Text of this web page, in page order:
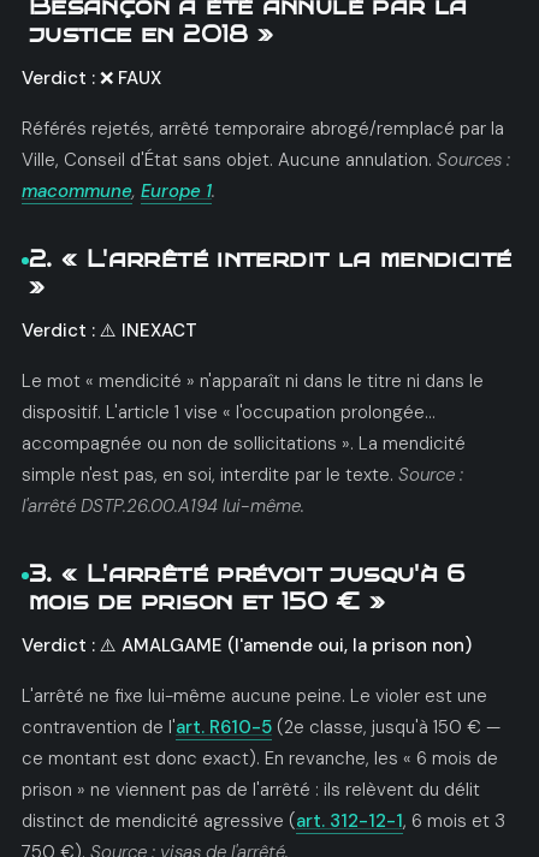
Besançon a été annulé par la
justice en 2018 »
Verdict : ❌ FAUX
Référés rejetés, arrêté temporaire abrogé/remplacé par la
Ville, Conseil d'État sans objet. Aucune annulation. Sources :
macommune, Europe 1.
2. « L'arrêté interdit la mendicité
»
Verdict : ⚠️ INEXACT
Le mot « mendicité » n'apparaît ni dans le titre ni dans le
dispositif. L'article 1 vise « l'occupation prolongée…
accompagnée ou non de sollicitations ». La mendicité
simple n'est pas, en soi, interdite par le texte. Source :
l'arrêté DSTP.26.00.A194 lui-même.
3. « L'arrêté prévoit jusqu'à 6
mois de prison et 150 € »
Verdict : ⚠️ AMALGAME (l'amende oui, la prison non)
L'arrêté ne fixe lui-même aucune peine. Le violer est une
contravention de l'art. R610-5(2e classe, jusqu'à 150 € —
ce montant est donc exact). En revanche, les « 6 mois de
prison » ne viennent pas de l'arrêté : ils relèvent du délit
distinct de mendicité agressive (art. 312-12-1, 6 mois et 3
750 €). Source : visas de l'arrêté.